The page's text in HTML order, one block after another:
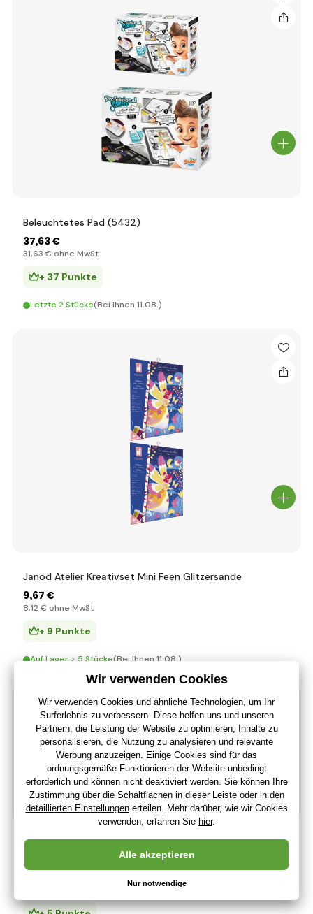
Beleuchtetes Pad (5432)
37,63 €
31,63 € ohne MwSt
+ 37 Punkte
Letzte 2 Stücke(Bei Ihnen 11.08.)
Janod Atelier Kreativset Mini Feen Glitzersande
9,67 €
8,12 € ohne MwSt
+ 9 Punkte
Auf Lager > 5 Stücke(Bei Ihnen 11.08.)
-59%
Wader Puzzle 3D wilde Tiere
14